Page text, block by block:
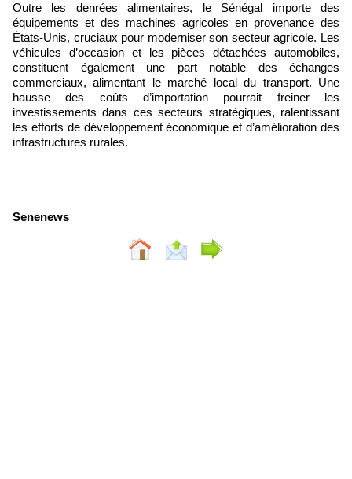
Outre les denrées alimentaires, le Sénégal importe des
équipements et des machines agricoles en provenance des
États-Unis, cruciaux pour moderniser son secteur agricole. Les
véhicules d’occasion et les pièces détachées automobiles,
constituent également une part notable des échanges
commerciaux, alimentant le marché local du transport. Une
hausse des coûts d’importation pourrait freiner les
investissements dans ces secteurs stratégiques, ralentissant
les efforts de développement économique et d’amélioration des
infrastructures rurales.
Senenews